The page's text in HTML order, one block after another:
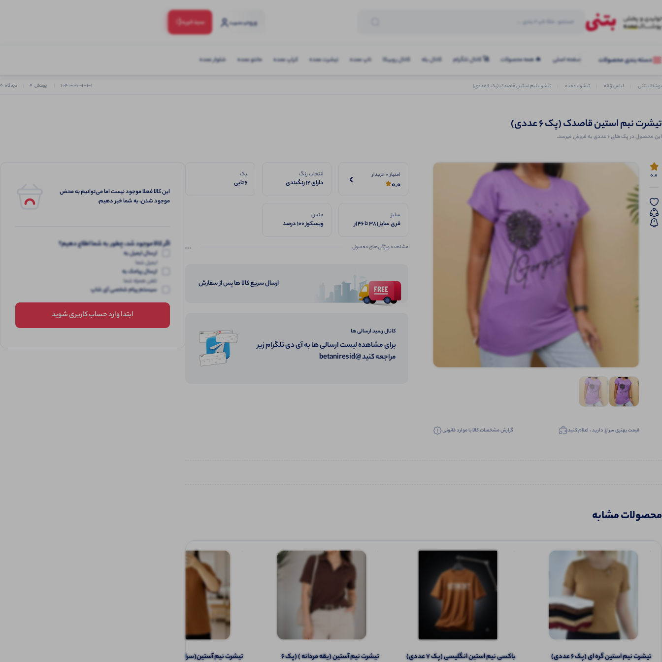
ورودو عضویت سبد‌خرید(:
دسته بندی محصولات صفحه اصلی 🔥 همه محصولات 🚀 کانال تلگرام کانال بله کانال روبیکا تاپ عمده تیشرت عمده کراپ عمده مانتو عمده شلوار عمده
پوشاک بتنی لباس زنانه تیشرت عمده تیشرت نبم استین قاصدک (پک 6 عددی) 1040006-1-1-1 پرسش 0 دیدگاه 0
تیشرت نبم استین قاصدک (پک 6 عددی)
این محصول در پک های 6 عددی به فروش میرسد.
0.0
قیمت بهتری سراغ دارید ، اعلام کنید گزارش مشخصات کالا یا موارد قانونی
امتیاز 0 خریدار
0.0
انتخاب رنگ
دارای ۱۲ رنگبندی
پک
6 تایی
سایز
فری سایز (۳۸ تا ۴۶)ر
جنس
ویسکوز 100 درصد
مشاهده ویژگی‌های محصول
ارسال سریع کالا ها پس از سفارش
کانال رسید ارسالی ها
برای مشاهده لیست ارسالی ها به آی دی تلگرام زیر
مراجعه کنید @betaniresid
محصولات مشابه
تیشرت نیم‌ استین گره ای (پک 6 عددی) باکسی نیم استین انگلیسی (پک 7 عددی)
تیشرت نیم آستین (یقه مردانه ) (پک 6
این کالا فعلا موجود نیست اما می‌توانیم به محض
موجود شدن، به شما خبر دهیم.
اگر کالا موجود شد، چطور به شما اطلاع دهیم؟
ارسال ایمیل به
ایمیل شما
ارسال پیامک به
تلفن همراه شما
سیستم پیام شخصی آی شاپ
ابتدا وارد حساب کاربری شوید